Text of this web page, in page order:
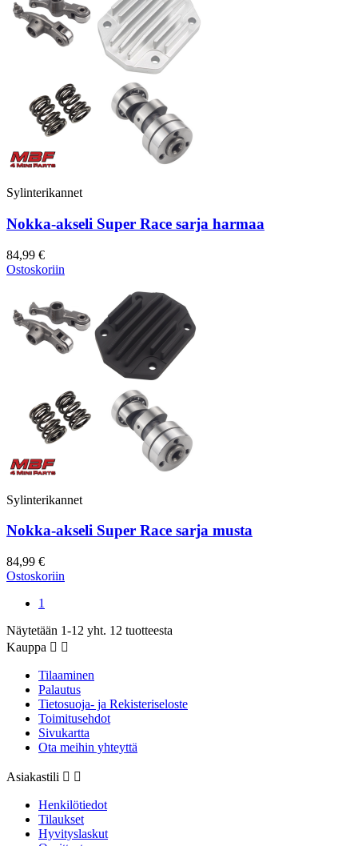
Sylinterikannet
Nokka-akseli Super Race sarja harmaa
84,99 €
Ostoskoriin
Sylinterikannet
Nokka-akseli Super Race sarja musta
84,99 €
Ostoskoriin
1
Näytetään 1-12 yht. 12 tuotteesta
Kauppa  
Tilaaminen
Palautus
Tietosuoja- ja Rekisteriseloste
Toimitusehdot
Sivukartta
Ota meihin yhteyttä
Asiakastili  
Henkilötiedot
Tilaukset
Hyvityslaskut